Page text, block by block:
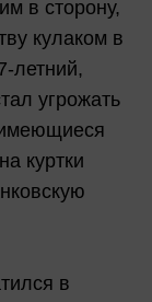
в сторону,
кулаком в
летний,
угрожать
куртки
в